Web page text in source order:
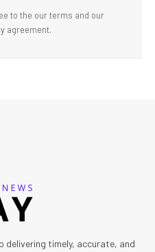
to the our terms and our
agreement.
delivering timely, accurate, and